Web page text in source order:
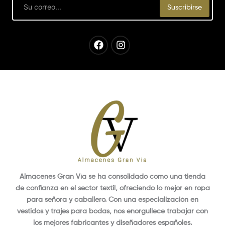
Suscribirse
FacebookInstagram
Almacenes Gran Vía se ha consolidado como una tienda
de confianza en el sector textil, ofreciendo lo mejor en ropa
para señora y caballero. Con una especialización en
vestidos y trajes para bodas, nos enorgullece trabajar con
los mejores fabricantes y diseñadores españoles.